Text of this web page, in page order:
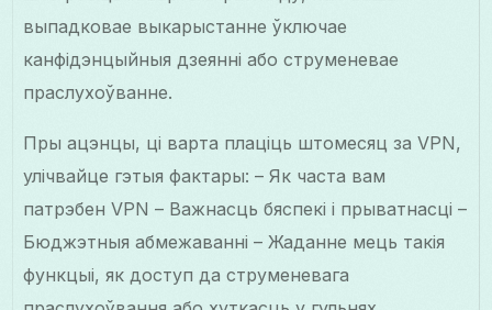
выпадковае выкарыстанне ўключае
канфідэнцыйныя дзеянні або струменевае
праслухоўванне.
Пры ацэнцы, ці варта плаціць штомесяц за VPN,
улічвайце гэтыя фактары: – Як часта вам
патрэбен VPN – Важнасць бяспекі і прыватнасці –
Бюджэтныя абмежаванні – Жаданне мець такія
функцыі, як доступ да струменевага